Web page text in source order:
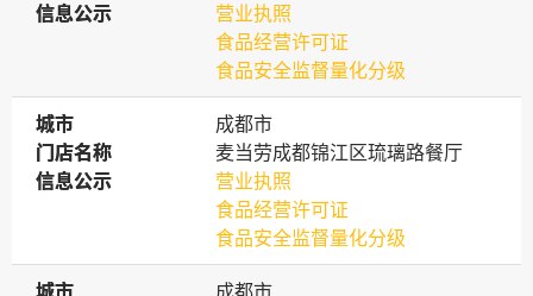
信息公示
信息公示
营业执照
食品经营许可证
食品安全监督量化分级
城市
城市
成都市
门店名称
门店名称
麦当劳成都锦江区琉璃路餐厅
信息公示
信息公示
营业执照
食品经营许可证
食品安全监督量化分级
城市
城市
成都市